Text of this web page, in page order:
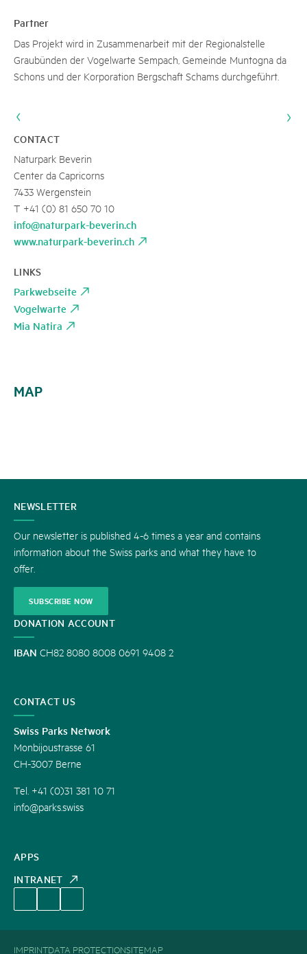
Partner
Das Projekt wird in Zusammenarbeit mit der Regionalstelle
Graubünden der Vogelwarte Sempach, Gemeinde Muntogna da
Schons und der Korporation Bergschaft Schams durchgeführt.
CONTACT
Naturpark Beverin
Center da Capricorns
7433 Wergenstein
T +41 (0) 81 650 70 10
info@naturpark-beverin.ch
www.naturpark-beverin.ch
LINKS
Parkwebseite
Vogelwarte
Mia Natira
MAP
CONTACT
US
APPS
INTRANET
NEWSLETTER
Our newsletter is published 4-6 times a year and contains
information about the Swiss parks and what they have to
offer.
SUBSCRIBE NOW
DONATION ACCOUNT
IBAN CH82 8080 8008 0691 9408 2
CONTACT US
Swiss Parks Network
Monbijoustrasse 61
CH-3007 Berne
Tel. +41 (0)31 381 10 71
info@parks.swiss
IMPRINTDATA PROTECTIONSITEMAP